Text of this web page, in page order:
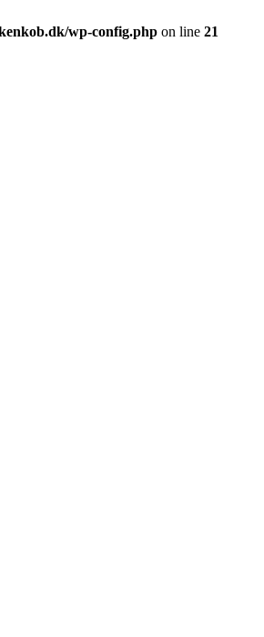
wp-config.php on line 21